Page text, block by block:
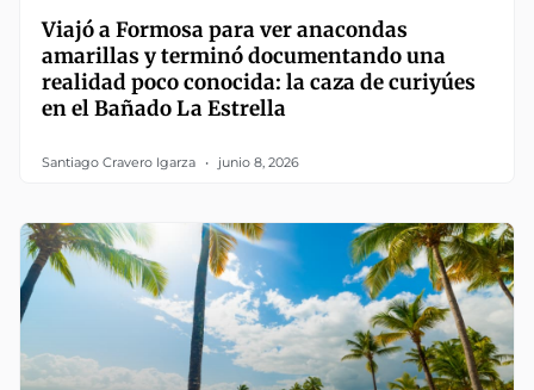
Viajó a Formosa para ver anacondas
amarillas y terminó documentando una
realidad poco conocida: la caza de curiyúes
en el Bañado La Estrella
Santiago Cravero Igarza junio 8, 2026